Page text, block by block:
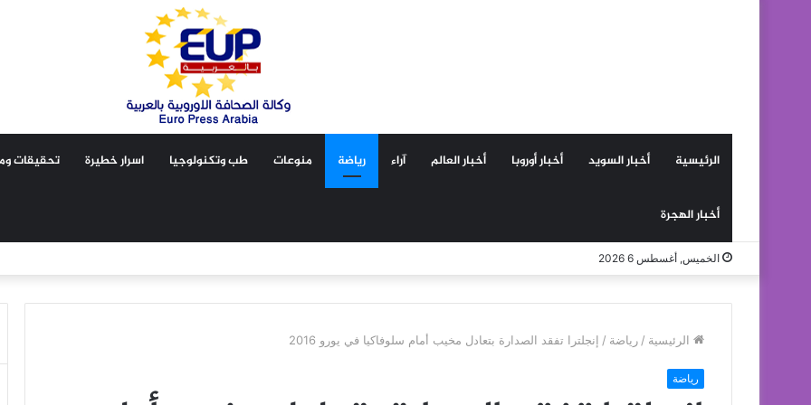
الرئيسية أخبار السويد أخبار أوروبا أخبار العالم آراء رياضة منوعات طب وتكنولوجيا اسرار خطيرة تحقيقات
أخبار الهجرة
الخميس, أغسطس 6 2026
الرئيسية / رياضة / إنجلترا تفقد الصدارة بتعادل مخيب أمام سلوفاكيا في يورو 2016
رياضة